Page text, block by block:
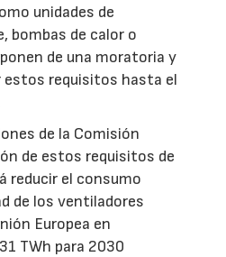
unidades de
bombas de calor o
de una moratoria y
estos requisitos hasta el
de la Comisión
de estos requisitos de
reducir el consumo
de los ventiladores
Europea en
TWh para 2030